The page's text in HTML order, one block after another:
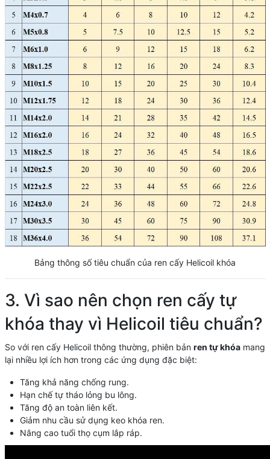
Bảng thông số tiêu chuẩn của ren cấy Helicoil khóa
3. Vì sao nên chọn ren cấy tự
khóa thay vì Helicoil tiêu chuẩn?
So với ren cấy Helicoil thông thường, phiên bản ren tự khóamang
lại nhiều lợi ích hơn trong các ứng dụng đặc biệt:
Tăng khả năng chống rung.
Hạn chế tự tháo lỏng bu lông.
Tăng độ an toàn liên kết.
Giảm nhu cầu sử dụng keo khóa ren.
Nâng cao tuổi thọ cụm lắp ráp.